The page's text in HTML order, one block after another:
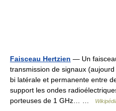
Faisceau Hertzien — Un
transmission de signaux
bi latérale et permanente entre
support les ondes
porteuses de 1 GHz… …